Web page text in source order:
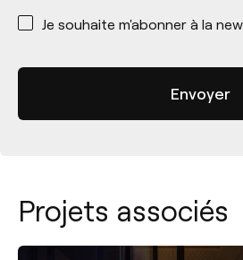
*
Je souhaite m'abonner à la
Projets associés